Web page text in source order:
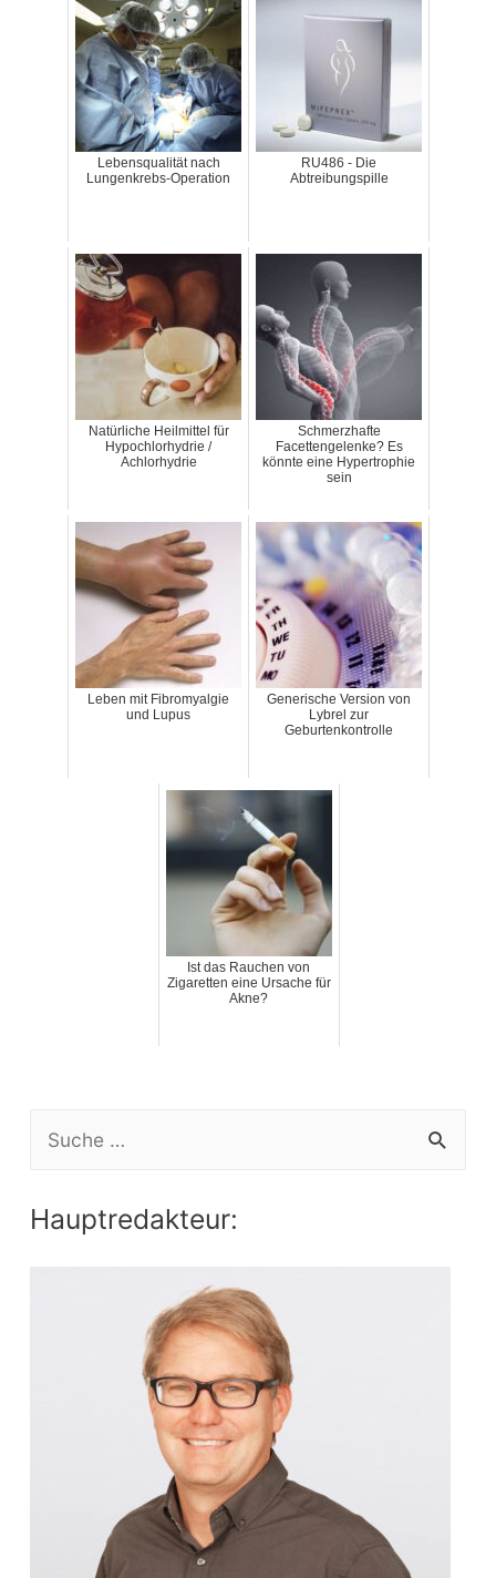
Lebensqualität nach
Lungenkrebs-Operation
RU486 - Die
Abtreibungspille
Natürliche Heilmittel für
Hypochlorhydrie /
Achlorhydrie
Schmerzhafte
Facettengelenke? Es
könnte eine Hypertrophie
sein
Leben mit Fibromyalgie
und Lupus
Generische Version von
Lybrel zur
Geburtenkontrolle
Ist das Rauchen von
Zigaretten eine Ursache für
Akne?
Hauptredakteur: